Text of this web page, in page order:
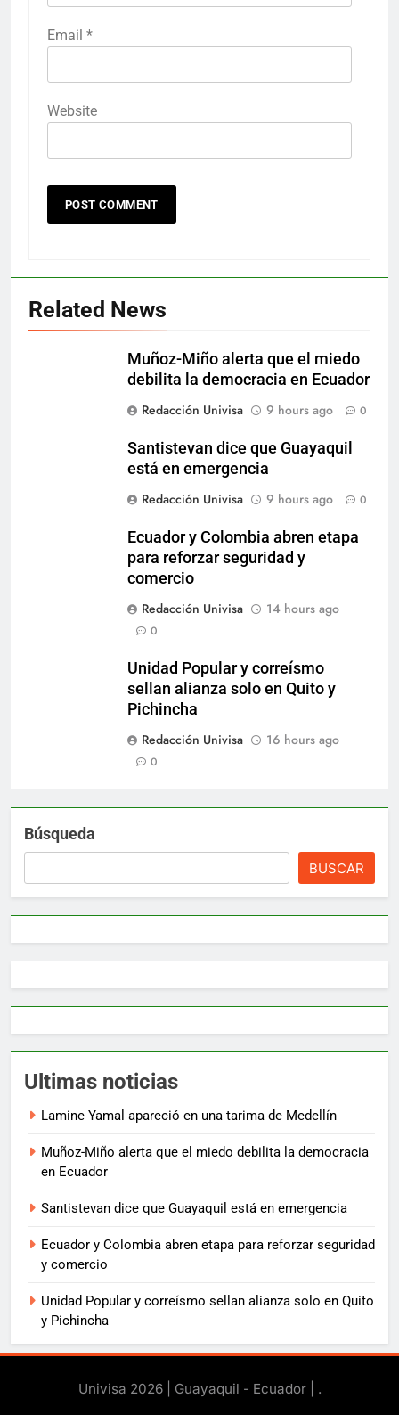
Email *
Website
Related News
Muñoz-Miño alerta que el miedo
debilita la democracia en Ecuador
Redacción Univisa
9 hours ago 0
Santistevan dice que Guayaquil
está en emergencia
Redacción Univisa
9 hours ago 0
Ecuador y Colombia abren etapa
para reforzar seguridad y
comercio
Redacción Univisa
14 hours ago
0
Unidad Popular y correísmo
sellan alianza solo en Quito y
Pichincha
Redacción Univisa
16 hours ago
0
Búsqueda
BUSCAR
Ultimas noticias
Lamine Yamal apareció en una tarima de Medellín
Muñoz-Miño alerta que el miedo debilita la democracia
en Ecuador
Santistevan dice que Guayaquil está en emergencia
Ecuador y Colombia abren etapa para reforzar seguridad
y comercio
Unidad Popular y correísmo sellan alianza solo en Quito
y Pichincha
Univisa 2026 | Guayaquil - Ecuador | .